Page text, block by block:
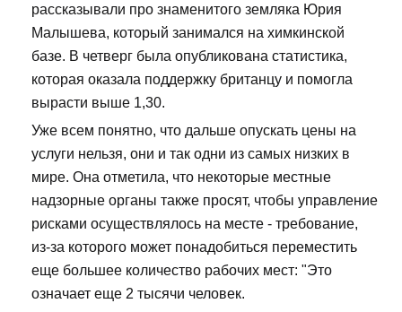
рассказывали про знаменитого земляка Юрия
Малышева, который занимался на химкинской
базе. В четверг была опубликована статистика,
которая оказала поддержку британцу и помогла
вырасти выше 1,30.
Уже всем понятно, что дальше опускать цены на
услуги нельзя, они и так одни из самых низких в
мире. Она отметила, что некоторые местные
надзорные органы также просят, чтобы управление
рисками осуществлялось на месте - требование,
из-за которого может понадобиться переместить
еще большее количество рабочих мест: "Это
означает еще 2 тысячи человек.